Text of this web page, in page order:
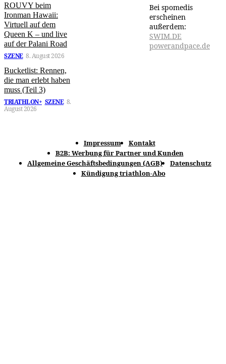
ROUVY beim
Ironman Hawaii:
Virtuell auf dem
Queen K – und live
auf der Palani Road
SZENE 8. August 2026
Bucketlist: Rennen,
die man erlebt haben
muss (Teil 3)
TRIATHLON+ SZENE 8.
August 2026
Bei spomedis
erscheinen
außerdem:
SWIM.DE
powerandpace.de
Impressum
Kontakt
B2B: Werbung für Partner und Kunden
Allgemeine Geschäftsbedingungen (AGB)
Datenschutz
Kündigung triathlon-Abo